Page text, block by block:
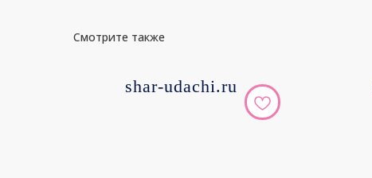
Смотрите также
shar-udachi.ru